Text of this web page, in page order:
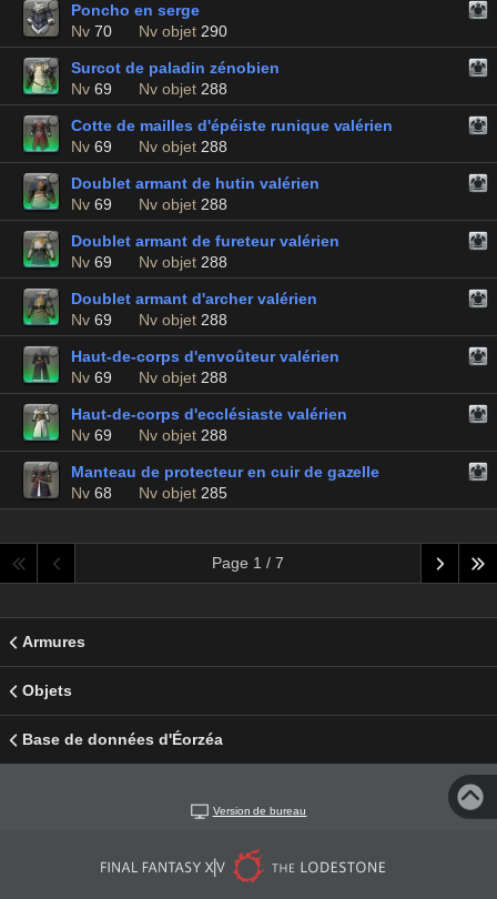
Poncho en serge
Nv 70 Nv objet 290
Surcot de paladin zénobien
Nv 69 Nv objet 288
Cotte de mailles d'épéiste runique valérien
Nv 69 Nv objet 288
Doublet armant de hutin valérien
Nv 69 Nv objet 288
Doublet armant de fureteur valérien
Nv 69 Nv objet 288
Doublet armant d'archer valérien
Nv 69 Nv objet 288
Haut-de-corps d'envoûteur valérien
Nv 69 Nv objet 288
Haut-de-corps d'ecclésiaste valérien
Nv 69 Nv objet 288
Manteau de protecteur en cuir de gazelle
Nv 68 Nv objet 285
Page 1 / 7
Armures
Objets
Base de données d'Éorzéa
Version de bureau